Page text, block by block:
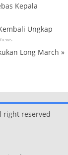
Kepala
Ungkap
Long March »
right reserved